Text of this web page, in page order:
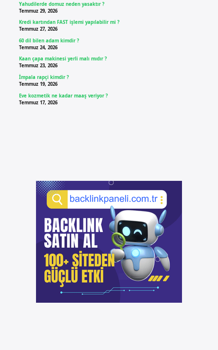
Yahudilerde domuz neden yasaktır ?
Temmuz 29, 2026
Kredi kartından FAST işlemi yapılabilir mi ?
Temmuz 27, 2026
60 dil bilen adam kimdir ?
Temmuz 24, 2026
Kaan çapa makinesi yerli malı mıdır ?
Temmuz 23, 2026
İmpala rapçi kimdir ?
Temmuz 19, 2026
Eve kozmetik ne kadar maaş veriyor ?
Temmuz 17, 2026